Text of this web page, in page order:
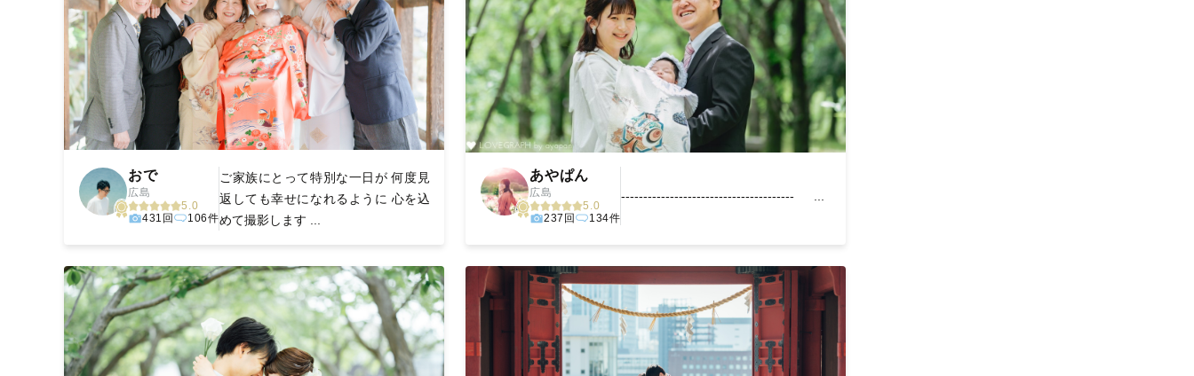
おで
広島
5.0
431回
106件
ご家族にとって特別な一日が 何度見
返しても幸せになれるように 心を込
めて撮影します ...
あやぱん
広島
5.0
237回
134件
--------------------------------------- ...